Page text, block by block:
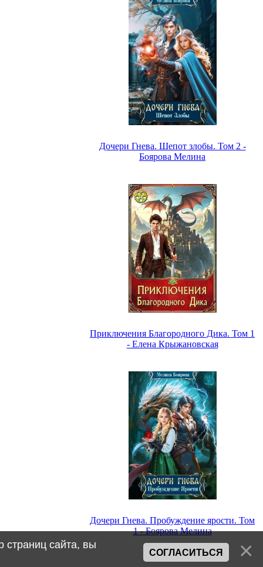
Дочери Гнева. Шепот злобы. Том 2 -
Боярова Мелина
Приключения Благородного Дика. Том 1
- Елена Крыжановская
Дочери Гнева. Пробуждение ярости. Том
1 - Боярова Мелина
страниц сайта, вы
СОГЛАСИТЬСЯ